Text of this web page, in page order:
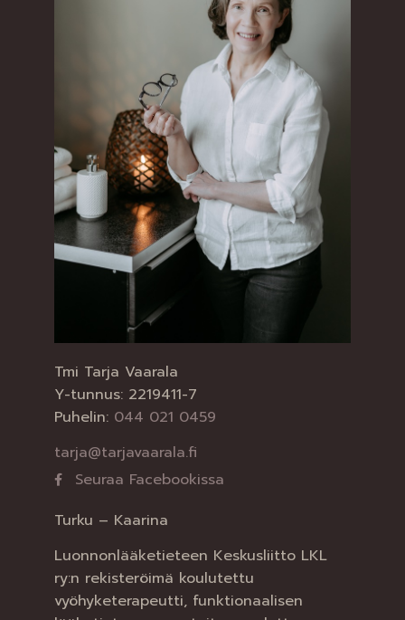
Tmi Tarja Vaarala
Y-tunnus: 2219411-7
Puhelin: 044 021 0459
tarja@tarjavaarala.fi
Seuraa Facebookissa
Turku – Kaarina
Luonnonlääketieteen Keskusliitto LKL
ry:n rekisteröimä koulutettu
vyöhyketerapeutti, funktionaalisen